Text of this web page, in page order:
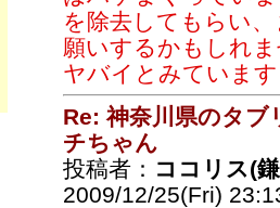
を除去してもらい
願いするかもしれ
ヤバイとみていま
Re: 神奈川県のタ
チちゃん
投稿者： ココリス(
2009/12/25(Fri)